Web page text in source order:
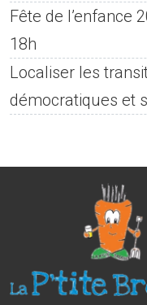
Fête de l’enfance
18h
Localiser les
démocratiques et